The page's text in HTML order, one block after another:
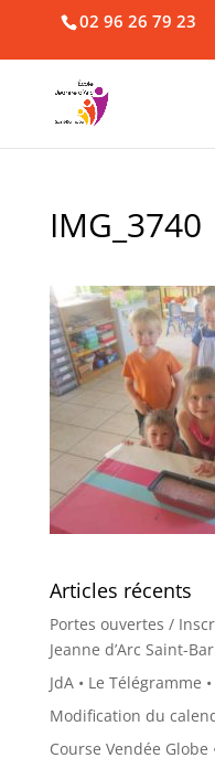
02 96 26 79 23
IMG_3740
Articles récents
Portes ouvertes /
Jeanne d’Arc Saint-
JdA • Le Télégramme
Modification du
Course Vendée Globe